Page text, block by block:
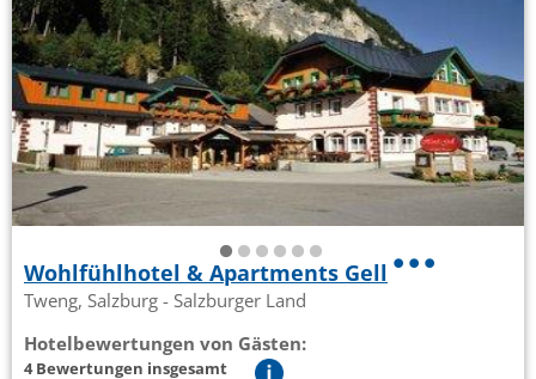
Wohlfühlhotel & Apartments Gell
Tweng, Salzburg - Salzburger Land
Hotelbewertungen von Gästen:
4 Bewertungen insgesamt